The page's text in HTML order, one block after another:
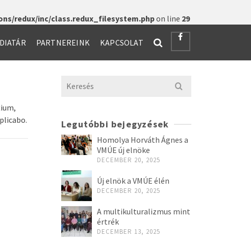
redux/inc/class.redux_filesystem.phpon line 29
PARTNEREINK KAPCSOLAT
Search
for:
Legutóbbi bejegyzések
Homolya Horváth Ágnes a
VMÚE új elnöke
DECEMBER 20, 2025
Új elnök a VMÚE élén
DECEMBER 20, 2025
A multikulturalizmus mint
értrék
DECEMBER 13, 2025